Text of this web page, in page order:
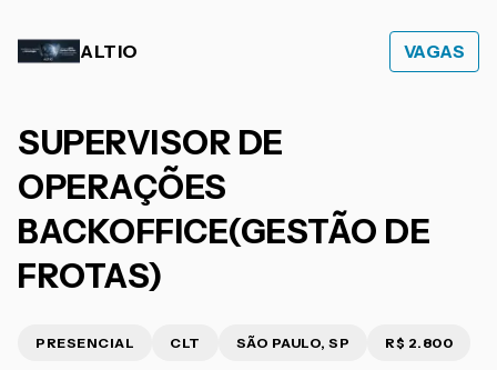
ALTIO VAGAS
SUPERVISOR DE
OPERAÇÕES
BACKOFFICE(GESTÃO DE
FROTAS)
PRESENCIAL CLT SÃO PAULO, SP R$ 2.800